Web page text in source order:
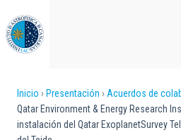
al
contenido
principal
Sobrescribir
enlaces
Inicio Presentación Acuerdos de
Qatar Environment & Energy Research
instalación del Qatar ExoplanetSurvey